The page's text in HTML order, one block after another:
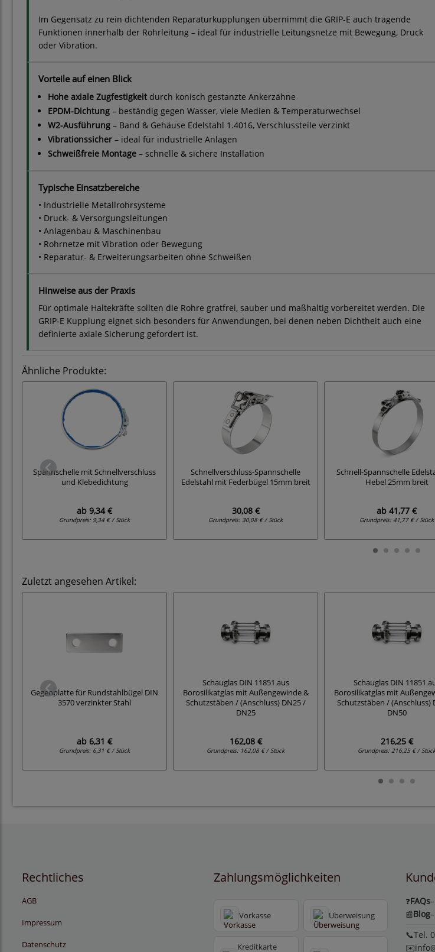
Im Gegensatz zu rein dichtenden Reparaturkupplungen übernimmt die GRIP-E auch tragende
Funktionen innerhalb der Rohrleitung – ideal für industrielle Leitungsnetze mit Bewegung, Druck
oder Vibration.
Vorteile auf einen Blick
Hohe axiale Zugfestigkeit durch konisch gestanzte Ankerzähne
EPDM-Dichtung – beständig gegen Wasser, viele Medien & Temperaturwechsel
W2-Ausführung – Band & Gehäuse Edelstahl 1.4016, Verschlussteile verzinkt
Vibrationssicher – ideal für industrielle Anlagen
Schweißfreie Montage – schnelle & sichere Installation
Typische Einsatzbereiche
• Industrielle Metallrohrsysteme
• Druck- & Versorgungsleitungen
• Anlagenbau & Maschinenbau
• Rohrnetze mit Vibration oder Bewegung
• Reparatur- & Erweiterungsarbeiten ohne Schweißen
Hinweise aus der Praxis
Für optimale Haltekräfte sollten die Rohre gratfrei, sauber und maßhaltig vorbereitet werden. Die
GRIP-E Kupplung eignet sich besonders für Anwendungen, bei denen neben Dichtheit auch eine
definierte axiale Sicherung gefordert ist.
Ähnliche Produkte:
Spannschelle mit Schnellverschluss
und Klebedichtung
ab 9,34 €
Grundpreis: 9,34 € / Stück
Schnellverschluss-Spannschelle
Edelstahl mit Federbügel 15mm breit
30,08 €
Grundpreis: 30,08 € / Stück
Schnell-Spannschelle
Hebel 25mm breit
ab 41,77 €
Grundpreis: 41,77 € / Stück
Zuletzt angesehen Artikel:
Gegenplatte für Rundstahlbügel DIN
3570 verzinkter Stahl
ab 6,31 €
Grundpreis: 6,31 € / Stück
Schauglas DIN 11851 aus
Borosilikatglas mit Außengewinde &
Schutzstäben / (Anschluss) DN25 /
DN25
162,08 €
Grundpreis: 162,08 € / Stück
Schauglas DIN 11851
Borosilikatglas mit
Schutzstäben / (Anschluss)
DN50
216,25 €
Grundpreis: 216,25 € / Stück
Rechtliches
AGB
Impressum
Datenschutz
Zahlungsmöglichkeiten
Vorkasse Überweisung
Kreditkarte
❓FAQs
📰Blog
📞Tel.
✉️